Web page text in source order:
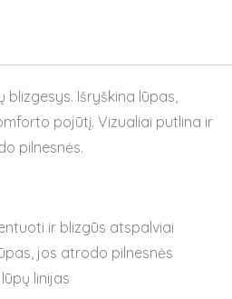
blizgesys. Išryškina lūpas,
pojūtį. Vizualiai putlina ir
pilnesnės.
ir blizgūs atspalviai
jos atrodo pilnesnės
linijas